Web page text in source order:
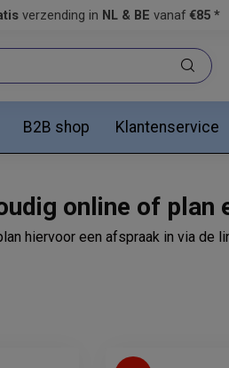
verzending in NL & BE vanaf €85 *
B2B shop Klantenservice
online of plan
hiervoor een afspraak in via de